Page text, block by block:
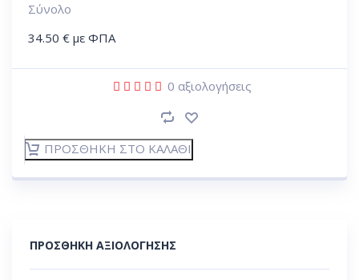
Σύνολο
34.50 € με ΦΠΑ
0 αξιολογήσεις
ΠΡΟΣΘΉΚΗ ΣΤΟ ΚΑΛΆΘΙ
ΠΡΟΣΘΉΚΗ ΑΞΙΟΛΌΓΗΣΗΣ